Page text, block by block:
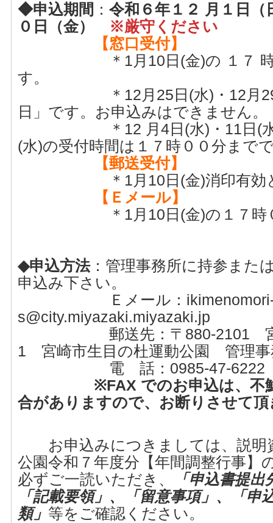
◆申込期間 ： 令和６年１２ 月１日（
０日（金）
※厳守ください
【窓口受付】
＊1月10日(金)の １７ 時０
す。
＊12月25日(水)・12月29日
日」です。お申込みはできません。
＊12 月4日(水)・11日(水)・
(水)の受付時間は１７時００分まで
【郵送受付】
＊1月10日(金)消印有効と
【Ｅメール】
＊1月10日(金)の１７時００
◆申込方法：管理事務所に持参また
申込み下さい。
Ｅメール：
s@city.miyazaki.miyazaki.jp
郵送先：〒880-2101 宮崎
1 宮崎市生目の杜運動公園 管理事
電 話：0985-47-6222
※FAX でのお申込は、不
合がありますので、お断りさせて頂
お申込みにつきましては、説明
公園令和７年度分【年間調整行事】
必ずご一読いただき、
「申込書提
「記載要領」、「留意事項」、「申
類」 等をご確認ください。